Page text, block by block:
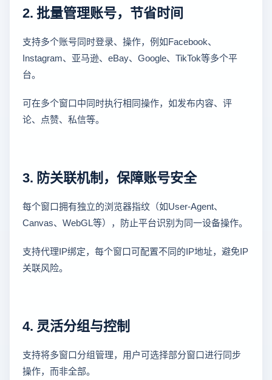
2. 批量管理账号，节省时间
支持多个账号同时登录、操作，例如Facebook、
Instagram、亚马逊、eBay、Google、TikTok等多个平
台。
可在多个窗口中同时执行相同操作，如发布内容、评
论、点赞、私信等。
3. 防关联机制，保障账号安全
每个窗口拥有独立的浏览器指纹（如User-Agent、
Canvas、WebGL等），防止平台识别为同一设备操作。
支持代理IP绑定，每个窗口可配置不同的IP地址，避免IP
关联风险。
4. 灵活分组与控制
支持将多窗口分组管理，用户可选择部分窗口进行同步
操作，而非全部。